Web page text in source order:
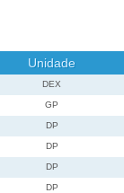
Unidade
DEX
GP
DP
DP
DP
DP